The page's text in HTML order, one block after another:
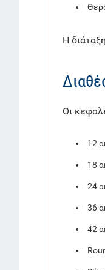
Η
Οι
12
18
24
36
42